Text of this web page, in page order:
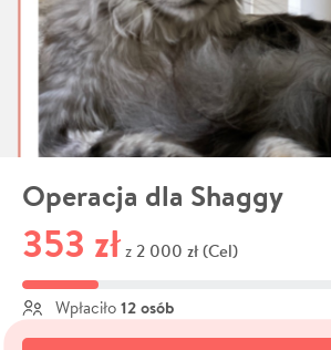
Operacja dla Shaggy
353 zł z 2 000 zł (Cel)
Wpłaciło 12 osób